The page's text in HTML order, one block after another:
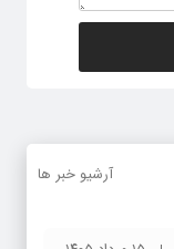
آرشیو خبر ها